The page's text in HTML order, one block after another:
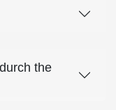
the